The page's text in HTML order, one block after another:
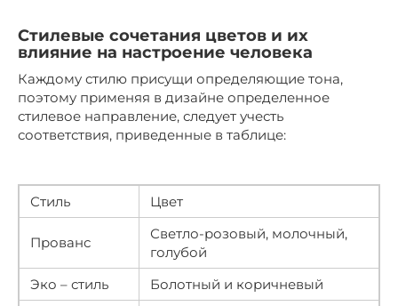
Стилевые сочетания цветов и их
влияние на настроение человека
Каждому стилю присущи определяющие тона,
поэтому применяя в дизайне определенное
стилевое направление, следует учесть
соответствия, приведенные в таблице:
Стиль Цвет
Прованс
Светло-розовый, молочный,
голубой
Эко – стиль
Болотный и коричневый